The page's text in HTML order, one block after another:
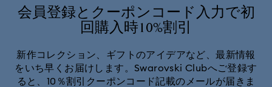
ディズニーキャラクター＆フィギュア
ライオンキングの フィギュア＆デコレーション
会員登録とクーポンコード入力で初
回購入時10%割引
新作コレクション、ギフトのアイデアなど、最新情報
をいち早くお届けします。Swarovski Clubへご登録す
ると、10％割引クーポンコード記載のメールが届きま